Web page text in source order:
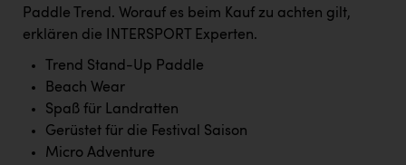
KIWI Kinderwunsch Institut Dr. Loimer
KLIPP Frisör
Kleider Bauer
Kremsmüller Anlagenbau GmbH
Paddle Trend. Worauf es beim Kauf zu achten gilt,
erklären die INTERSPORT Experten.
Trend Stand-Up Paddle
Beach Wear
Spaß für Landratten
Gerüstet für die Festival Saison
Micro Adventure